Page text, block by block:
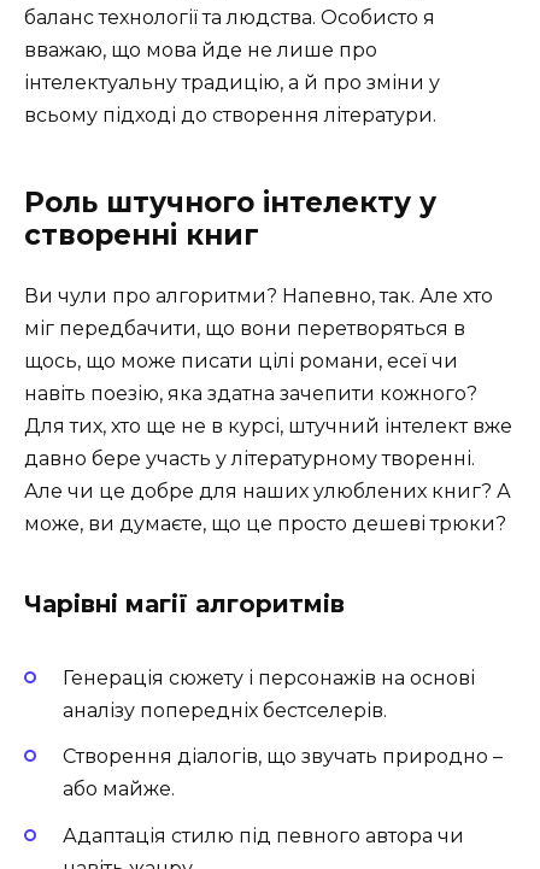
баланс технології та людства. Особисто я
вважаю, що мова йде не лише про
інтелектуальну традицію, а й про зміни у
всьому підході до створення літератури.
Роль штучного інтелекту у
створенні книг
Ви чули про алгоритми? Напевно, так. Але хто
міг передбачити, що вони перетворяться в
щось, що може писати цілі романи, есеї чи
навіть поезію, яка здатна зачепити кожного?
Для тих, хто ще не в курсі, штучний інтелект вже
давно бере участь у літературному творенні.
Але чи це добре для наших улюблених книг? А
може, ви думаєте, що це просто дешеві трюки?
Чарівні магії алгоритмів
Генерація сюжету і персонажів на основі
аналізу попередніх бестселерів.
Створення діалогів, що звучать природно –
або майже.
Адаптація стилю під певного автора чи